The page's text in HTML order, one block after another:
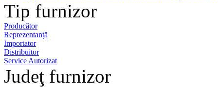
Tip furnizor
Producător
Reprezentanță
Importator
Distribuitor
Service Autorizat
Judeţ furnizor